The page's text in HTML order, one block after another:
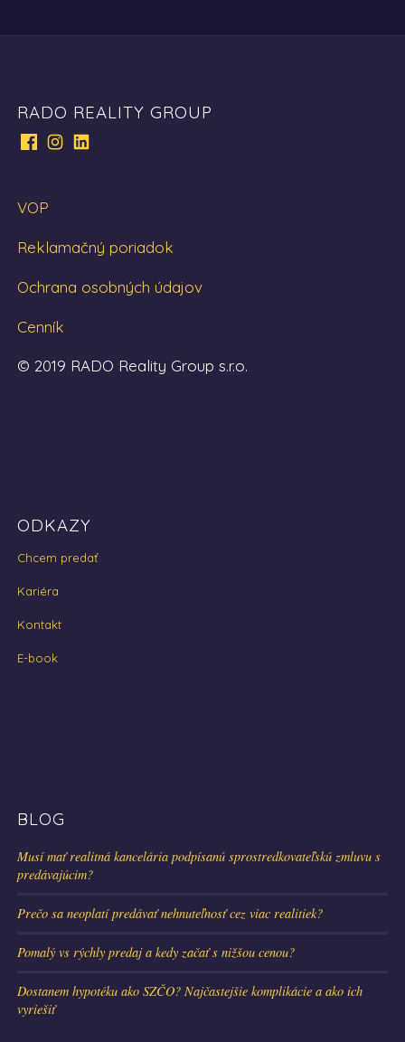
RADO REALITY GROUP
VOP
Reklamačný poriadok
Ochrana osobných údajov
Cenník
© 2019 RADO Reality Group s.r.o.
ODKAZY
Chcem predať
Kariéra
Kontakt
E-book
BLOG
Musí mať realitná kancelária podpísanú sprostredkovateľskú zmluvu s
predávajúcim?
Prečo sa neoplatí predávať nehnuteľnosť cez viac realitiek?
Pomalý vs rýchly predaj a kedy začať s nižšou cenou?
Dostanem hypotéku ako SZČO? Najčastejšie komplikácie a ako ich
vyriešiť